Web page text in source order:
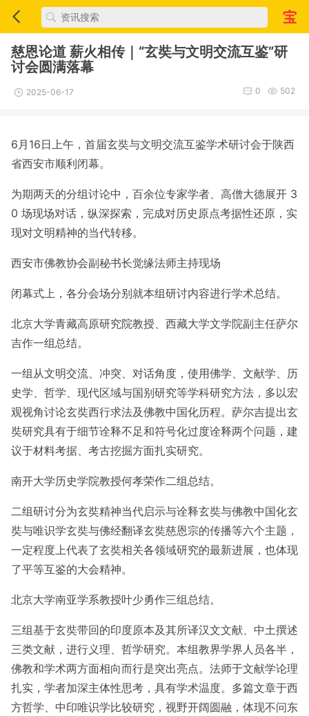
慈恩论道 薪火相传｜“玄奘与文明交流互鉴”研
讨会圆满落幕
2025-06-17 502
0
6月16日上午，首届玄奘与文明交流互鉴学术研讨会于陕西
省西安市顺利闭幕。
为期两天的分组讨论中，百余位专家学者、高僧大德展开 3
0 场现场对话，纵深探索，完成对历史原点考据性还原，实
现对文明精神的当代转移。
西安市佛教协会副秘书长觉缘法师主持现场
闭幕式上，各分会场分别就本组研讨内容进行学术总结。
北京大学青藏高原研究院教授、西藏大学文学院副主任萨尔
吉作一组总结。
一组从文明交流、冲突、对话角度，使用佛学、文献学、历
史学、哲学、现代区域与国别研究等学科研究方法，多以宏
观视角讨论玄奘西行求法及佛教中国化历程。萨尔吉提出玄
奘研究具有于细节诠释不足和符号化过度诠释两个问题，建
议于材料考据、考古挖掘方面扎实研究。
南开大学历史学院教授何孝荣作二组总结。
二组研讨分为玄奘精神当代启示与诠释玄奘与佛教中国化玄
奘与唯识学玄奘与佛经翻译玄奘慈恩宗的传播等六个主题，
一定程度上代表了玄奘相关各领域研究的最新进展，也体现
了平等互鉴的大会精神。
北京大学南亚学系教授叶少勇作三组总结。
三组基于玄奘带回的印度原本及其所译汉文文献、中土撰述
三类文献，进行义理、哲学研究。本组教界学界人员各半，
佛教和学术两方面相向而行是突出亮点。法师于文献学论理
扎实，学者加深主体性思考，具有学术温度。多篇文章于西
方哲学、中印唯识学比较研究，视野开阔圆融，体现不问东